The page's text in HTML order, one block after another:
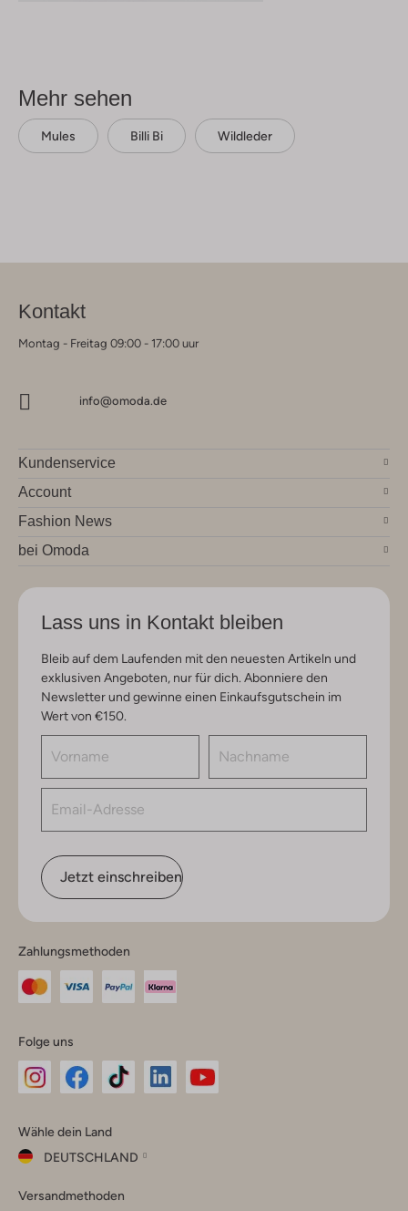
Mehr sehen
Mules Billi Bi Wildleder
Kontakt
Montag - Freitag 09:00 - 17:00 uur
info@omoda.de
Kundenservice
Account
Fashion News
bei Omoda
Lass uns in Kontakt bleiben
Bleib auf dem Laufenden mit den neuesten Artikeln und
exklusiven Angeboten, nur für dich. Abonniere den
Newsletter und gewinne einen Einkaufsgutschein im
Wert von €150.
Jetzt einschreiben
Zahlungsmethoden
Folge uns
Instagram
Facebook
TikTok
Wähle dein Land
DEUTSCHLAND
dein
Versandmethoden